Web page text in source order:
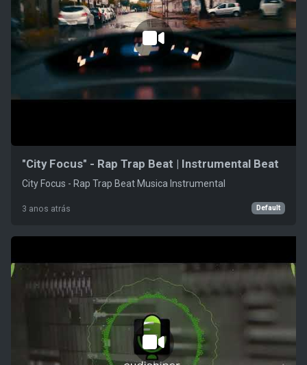
"City Focus" - Rap Trap Beat | Instrumental Beat
City Focus - Rap Trap Beat Musica Instrumental
3 anos atrás Default